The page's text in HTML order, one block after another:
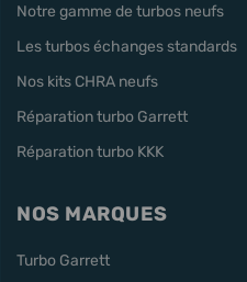
Notre gamme de turbos neufs
Les turbos échanges standards
Nos kits CHRA neufs
Réparation turbo Garrett
Réparation turbo KKK
NOS MARQUES
Turbo Garrett